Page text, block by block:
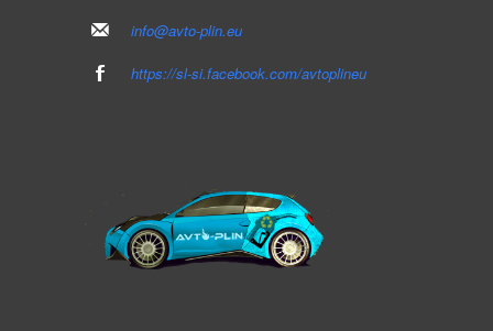
info@avto-plin.eu
https://sl-si.facebook.com/avtoplineu